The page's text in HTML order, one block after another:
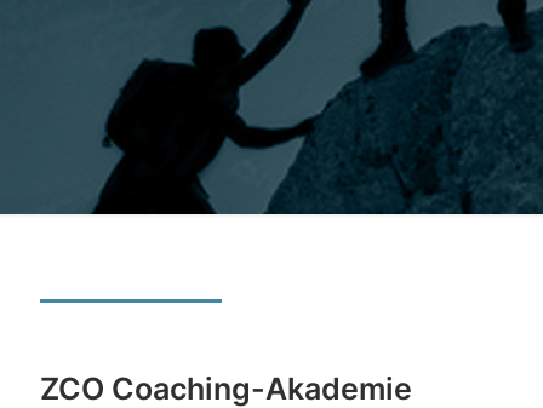
ZCO Coaching-Akademie